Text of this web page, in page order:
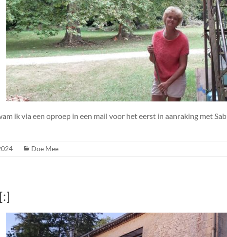
ik via een oproep in een mail voor het eerst in aanraking met
Doe Mee